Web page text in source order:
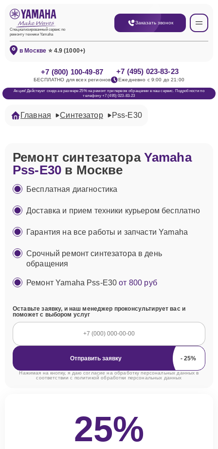
Специализированный сервис по
ремонту техники Yamaha
Заказать звонок
в Москве ⭐ 4.9 (1000+)
+7 (800) 100-49-87
БЕСПЛАТНО для всех регионов
+7 (495) 023-83-23
Ежедневно с 9:00 до 21:00
Акция! Действует скидка в размере 25% на ремонт при первом обращении в наш сервис. Подробности по
телефону +7 (495) 023-83-23
Главная Синтезатор Pss-E30
Ремонт синтезатора Yamaha
Pss-E30 в Москве
Бесплатная диагностика
Доставка и прием техники курьером бесплатно
Гарантия на все работы и запчасти Yamaha
Срочный ремонт синтезатора в день
обращения
Ремонт Yamaha Pss-E30от 800 руб
Оставьте заявку, и наш менеджер проконсультирует вас и
поможет с выбором услуг
Отправить заявку
Нажимая на кнопку, я даю согласие на обработку персональных данных в
соответствии с политикой обработки персональных данных
25%